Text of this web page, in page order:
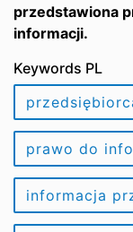
przedstawiona
informacji.
Keywords PL
prawo do
informacja